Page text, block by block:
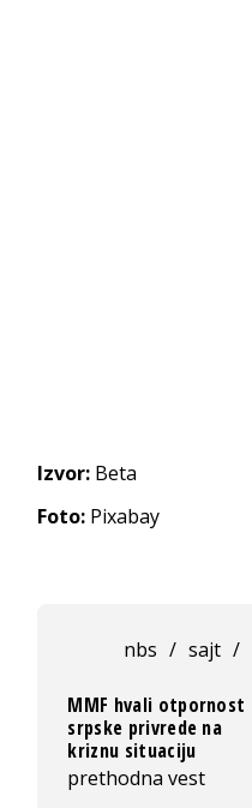
Izvor: Beta
Foto: Pixabay
nbs / sajt /
MMF hvali otpornost
srpske privrede na
kriznu situaciju
prethodna vest